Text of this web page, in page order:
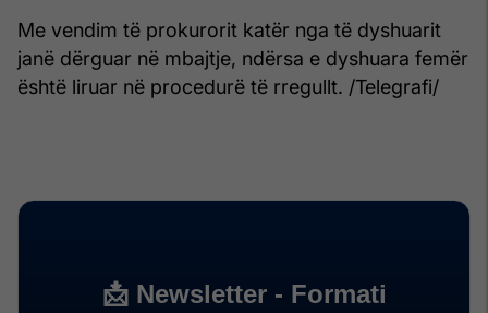
Me vendim të prokurorit katër nga të dyshuarit
janë dërguar në mbajtje, ndërsa e dyshuara femër
është liruar në procedurë të rregullt. /Telegrafi/